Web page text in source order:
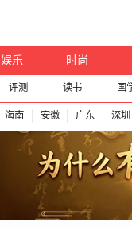
娱乐 时尚
评测 读书 国
海南 安徽 广东 深圳